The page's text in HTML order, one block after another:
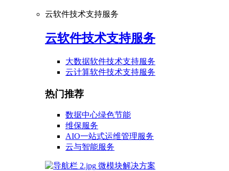
云软件技术支持服务
云软件技术支持服务
大数据软件技术支持服务
云计算软件技术支持服务
热门推荐
数据中心绿色节能
维保服务
AIO一站式运维管理服务
云与智能服务
微模块解决方案